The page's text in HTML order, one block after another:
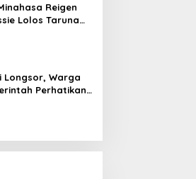
Reigen
Lolos Taruna
Bukti Rekrutmen
Longsor, Warga
Perhatikan
Masuk